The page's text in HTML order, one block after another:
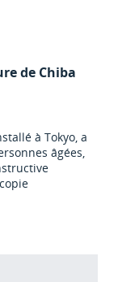
de Chiba
à Tokyo, a
âgées,